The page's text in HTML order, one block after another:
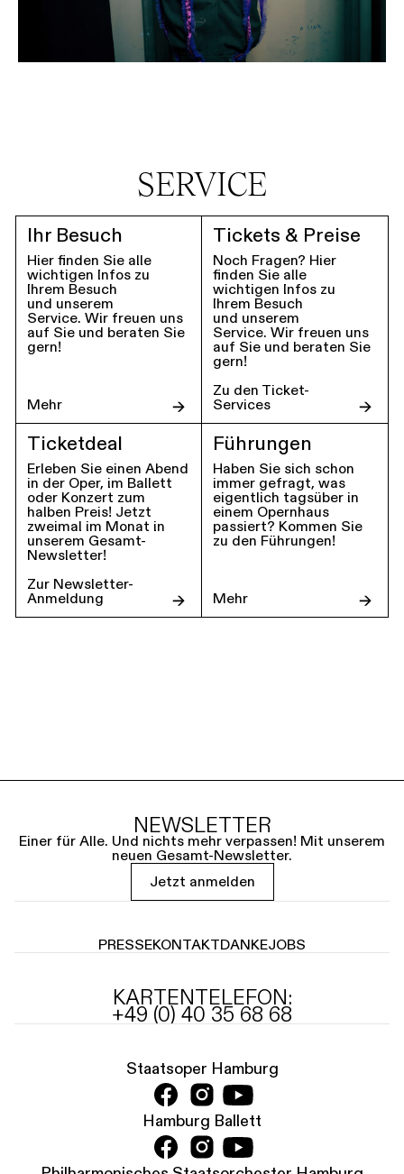
SERVICE
Ihr Besuch
Hier finden Sie alle
wichtigen Infos zu
Ihrem Besuch
und unserem
Service. Wir freuen uns
auf Sie und beraten Sie
gern!
Mehr
Tickets & Preise
Noch Fragen? Hier
finden Sie alle
wichtigen Infos zu
Ihrem Besuch
und unserem
Service. Wir freuen uns
auf Sie und beraten Sie
gern!
Zu den Ticket-
Services
Ticketdeal
Erleben Sie einen Abend
in der Oper, im Ballett
oder Konzert zum
halben Preis! Jetzt
zweimal im Monat in
unserem Gesamt-
Newsletter!
Zur Newsletter-
Anmeldung
Führungen
Haben Sie sich schon
immer gefragt, was
eigentlich tagsüber in
einem Opernhaus
passiert? Kommen Sie
zu den Führungen!
Mehr
NEWSLETTER
Einer für Alle. Und nichts mehr verpassen! Mit unserem
neuen Gesamt-Newsletter.
Jetzt anmelden
PRESSEKONTAKTDANKEJOBS
KARTENTELEFON:
+49 (0) 40 35 68 68
Staatsoper Hamburg
Hamburg Ballett